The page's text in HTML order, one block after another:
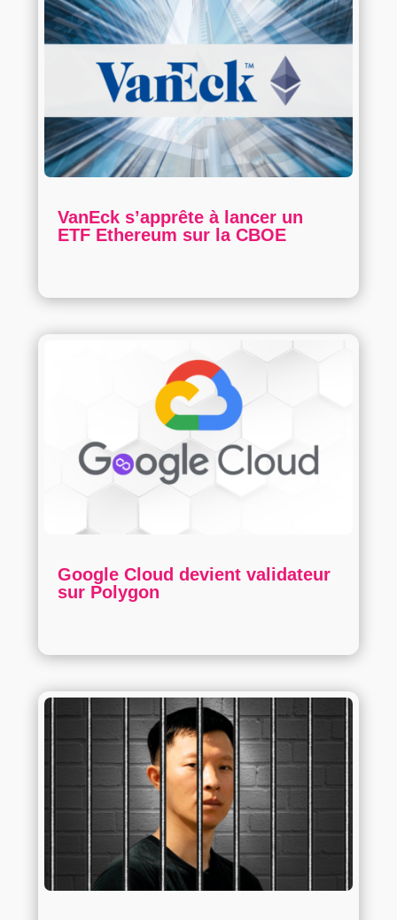
VanEck s’apprête à lancer un
ETF Ethereum sur la CBOE
Google Cloud devient validateur
sur Polygon